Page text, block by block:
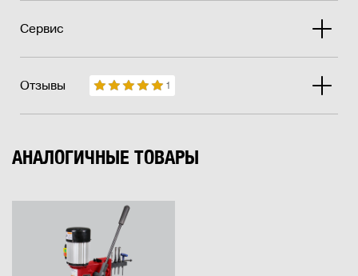
Сервис
Отзывы 1
АНАЛОГИЧНЫЕ ТОВАРЫ